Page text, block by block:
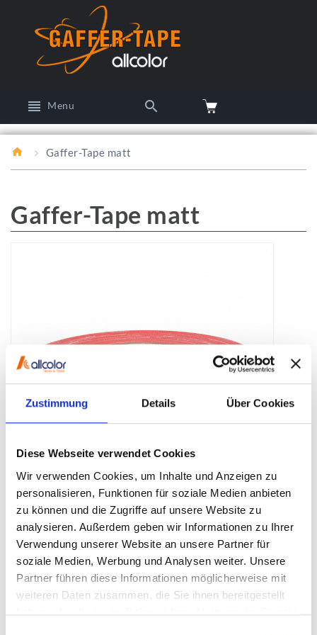
Zustimmung Details Über Cookies
Diese Webseite verwendet Cookies
Wir verwenden Cookies, um Inhalte und Anzeigen zu
personalisieren, Funktionen für soziale Medien anbieten
zu können und die Zugriffe auf unsere Website zu
analysieren. Außerdem geben wir Informationen zu Ihrer
Verwendung unserer Website an unsere Partner für
soziale Medien, Werbung und Analysen weiter. Unsere
Partner führen diese Informationen möglicherweise mit
weiteren Daten zusammen, die Sie ihnen bereitgestellt
Menu
Gaffer-Tape matt
Gaffer-Tape matt
PRODUCT CODE:
697-50 red
Beschreibung:
Type 697 is a matt cloth tape and an inexpensive alternative to
type 691. It is water resistant, sticks good on different surfaces
and it is easy to tear by hand.